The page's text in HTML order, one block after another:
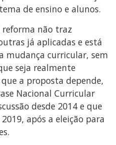
de ensino e alunos.
reforma não traz
já aplicadas e está
mudança curricular, sem
seja realmente
a proposta depende,
Nacional Curricular
desde 2014 e que
após a eleição para